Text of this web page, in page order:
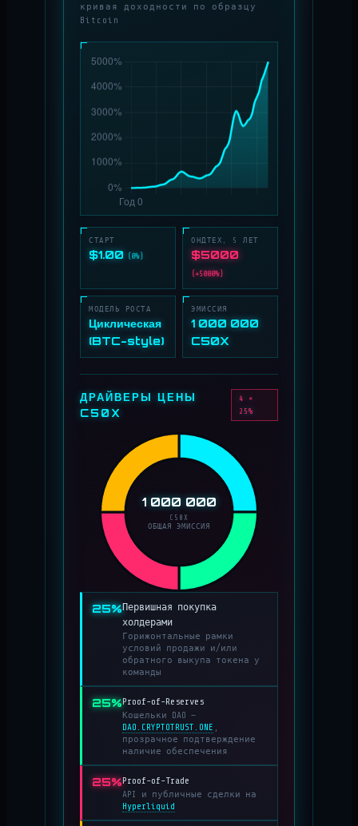
кривая доходности по образцу
Bitcoin
СТАРТ
$1.00 (0%)
ОНДТЕХ, 5 ЛЕТ
$5000
(+5000%)
МОДЕЛЬ РОСТА
Циклическая
(BTC-style)
ЭМИССИЯ
1 000 000
C50X
ДРАЙВЕРЫ ЦЕНЫ
C50X
4 ×
25%
1 000 000
C50X
ОБЩАЯ ЭМИССИЯ
25%Первишная покупка
холдерами
Горижонтальные рамки
условий продажи и/или
обратного выкупа токена у
команды
25%Proof-of-Reserves
Кошельки DAO —
DAO.CRYPTOTRUST.ONE ,
прозрачное подтверждение
наличие обеспечения
25%Proof-of-Trade
API и публичные сделки на
Hyperliquid